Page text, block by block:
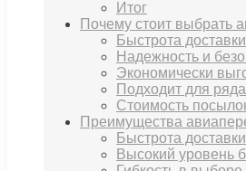
Итог
Почему стоит выбрать
Быстрота доставки
Надежность и
Экономически
Подходит для
Стоимость
Преимущества
Быстрота доставки
Высокий уровень